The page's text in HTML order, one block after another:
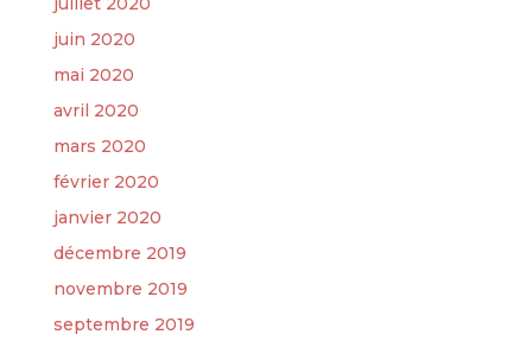
juin 2020
mai 2020
avril 2020
mars 2020
février 2020
janvier 2020
décembre 2019
novembre 2019
septembre 2019